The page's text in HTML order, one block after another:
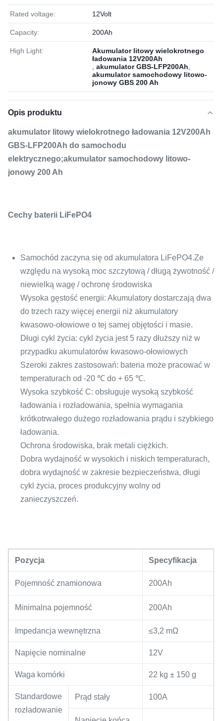
Rated voltage: 12Volt
Capacity: 200Ah
High Light:
Akumulator litowy wielokrotnego
ładowania 12V200Ah
akumulator GBS-LFP200Ah
akumulator samochodowy litowo-
jonowy GBS 200 Ah
Opis produktu
akumulator litowy wielokrotnego ładowania 12V200Ah
GBS-LFP200Ah do samochodu
elektrycznego;akumulator samochodowy litowo-
jonowy 200 Ah
Cechy baterii LiFePO4
Samochód zaczyna się od akumulatora LiFePO4.Ze
względu na wysoką moc szczytową / długą żywotność /
niewielką wagę / ochronę środowiska
Wysoka gęstość energii: Akumulatory dostarczają dwa
do trzech razy więcej energii niż akumulatory
kwasowo-ołowiowe o tej samej objętości i masie.
Długi cykl życia: cykl życia jest 5 razy dłuższy niż w
przypadku akumulatorów kwasowo-ołowiowych
Szeroki zakres zastosowań: bateria może pracować w
temperaturach od -20 ℃ do + 65 ℃.
Wysoka szybkość C: obsługuje wysoką szybkość
ładowania i rozładowania, spełnia wymagania
krótkotrwałego dużego rozładowania prądu i szybkiego
ładowania.
Ochrona środowiska, brak metali ciężkich.
Dobra wydajność w wysokich i niskich temperaturach,
dobra wydajność w zakresie bezpieczeństwa, długi
cykl życia, proces produkcyjny wolny od
zanieczyszczeń.
Pozycja Specyfikacja
Pojemność znamionowa 200Ah
Minimalna pojemność 200Ah
Impedancja wewnętrzna ≤3,2 mΩ
Napięcie nominalne 12V
Waga komórki 22 kg ± 150 g
Standardowe
rozładowanie
Prąd stały 100A